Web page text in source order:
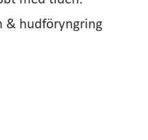
& hudföryngring